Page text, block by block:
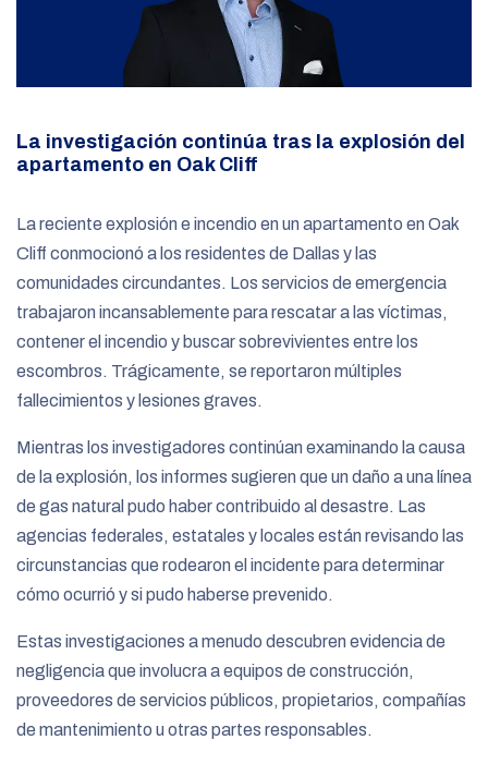
La investigación continúa tras la explosión del
apartamento en Oak Cliff
La reciente explosión e incendio en un apartamento en Oak
Cliff conmocionó a los residentes de Dallas y las
comunidades circundantes. Los servicios de emergencia
trabajaron incansablemente para rescatar a las víctimas,
contener el incendio y buscar sobrevivientes entre los
escombros. Trágicamente, se reportaron múltiples
fallecimientos y lesiones graves.
Mientras los investigadores continúan examinando la causa
de la explosión, los informes sugieren que un daño a una línea
de gas natural pudo haber contribuido al desastre. Las
agencias federales, estatales y locales están revisando las
circunstancias que rodearon el incidente para determinar
cómo ocurrió y si pudo haberse prevenido.
Estas investigaciones a menudo descubren evidencia de
negligencia que involucra a equipos de construcción,
proveedores de servicios públicos, propietarios, compañías
de mantenimiento u otras partes responsables.